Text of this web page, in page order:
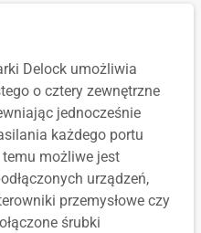
Delock umożliwia
o cztery zewnętrzne
jednocześnie
każdego portu
temu możliwe jest
urządzeń,
przemysłowe czy
śrubki